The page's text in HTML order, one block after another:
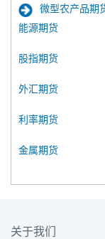
微型农产品期
能源期货
股指期货
外汇期货
利率期货
金属期货
关于我们